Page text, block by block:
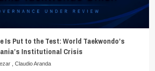
Is Put to the Test: World Taekwondo’s
Institutional Crisis
Claudio Aranda